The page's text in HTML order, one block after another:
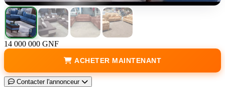
14 000 000 GNF
ACHETER MAINTENANT
Contacter l'annonceur